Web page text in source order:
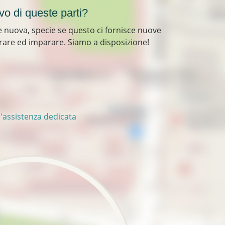
di queste parti?
nuova, specie se questo ci fornisce nuove
ed imparare. Siamo a disposizione!
dedicata